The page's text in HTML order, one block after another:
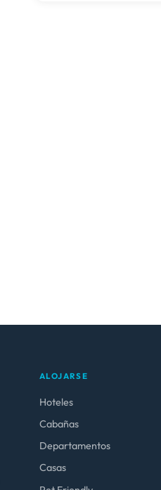
ALOJARSE
Hoteles
Cabañas
Departamentos
Casas